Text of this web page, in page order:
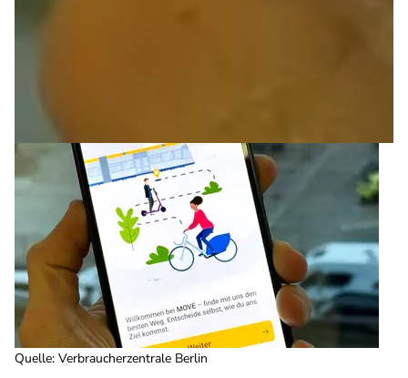
Quelle: Verbraucherzentrale Berlin